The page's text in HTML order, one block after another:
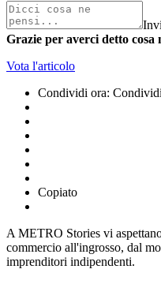
Grazie per averci detto cosa
Vota l'articolo
Condividi ora:
Copiato
A METRO Stories vi
commercio all'ingrosso, dal
imprenditori indipendenti.